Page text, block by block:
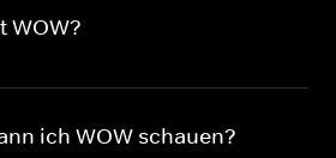
WOW?
ich WOW schauen?